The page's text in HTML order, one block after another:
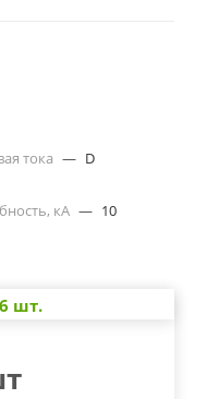
тока — D
кА — 10
шт.